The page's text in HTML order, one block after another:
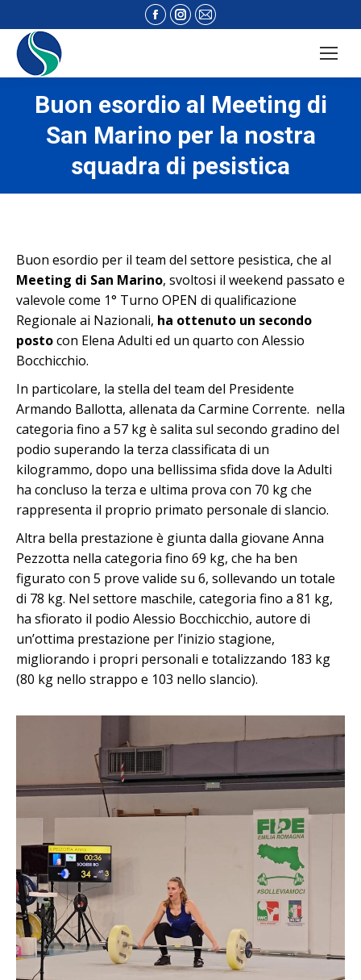
Facebook
page
in
new
window
Instagram
page
in
new
window
Mail
page
in
new
window
Buon esordio al Meeting di
San Marino per la nostra
squadra di pesistica
Buon esordio per il team del settore pesistica, che al
Meeting di San Marino, svoltosi il weekend passato e
valevole come 1° Turno OPEN di qualificazione
Regionale ai Nazionali, ha ottenuto un secondo
postocon Elena Adulti ed un quarto con Alessio
Bocchicchio.
In particolare, la stella del team del Presidente
Armando Ballotta, allenata da Carmine Corrente. nella
categoria fino a 57 kg è salita sul secondo gradino del
podio superando la terza classificata di un
kilogrammo, dopo una bellissima sfida dove la Adulti
ha concluso la terza e ultima prova con 70 kg che
rappresenta il proprio primato personale di slancio.
Altra bella prestazione è giunta dalla giovane Anna
Pezzotta nella categoria fino 69 kg, che ha ben
figurato con 5 prove valide su 6, sollevando un totale
di 78 kg. Nel settore maschile, categoria fino a 81 kg,
ha sfiorato il podio Alessio Bocchicchio, autore di
un’ottima prestazione per l’inizio stagione,
migliorando i propri personali e totalizzando 183 kg
(80 kg nello strappo e 103 nello slancio).